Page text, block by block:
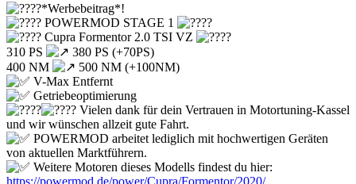
*Werbebeitrag*!
POWERMOD STAGE 1
Cupra Formentor 2.0 TSI VZ
310 PS
380 PS (+70PS)
400 NM
500 NM (+100NM)
V-Max Entfernt
Getriebeoptimierung
Vielen dank für dein Vertrauen in Motortuning-Kassel
und wir wünschen allzeit gute Fahrt.
POWERMOD arbeitet lediglich mit hochwertigen Geräten
von aktuellen Marktführern.
Weitere Motoren dieses Modells findest du hier:
https://powermod.de/power/Cupra/Formentor/2020/